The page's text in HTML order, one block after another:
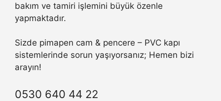
bakım ve tamiri işlemini büyük özenle
yapmaktadır.
Sizde pimapen cam & pencere – PVC kapı
sistemlerinde sorun yaşıyorsanız; Hemen bizi
arayın!
0530 640 44 22